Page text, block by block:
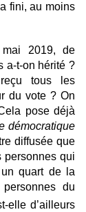
fini, au moins
2019, de
a-t-on hérité ?
tous les
du vote ? On
pose déjà
démocratique
diffusée que
personnes qui
un quart de la
du
elle d’ailleurs